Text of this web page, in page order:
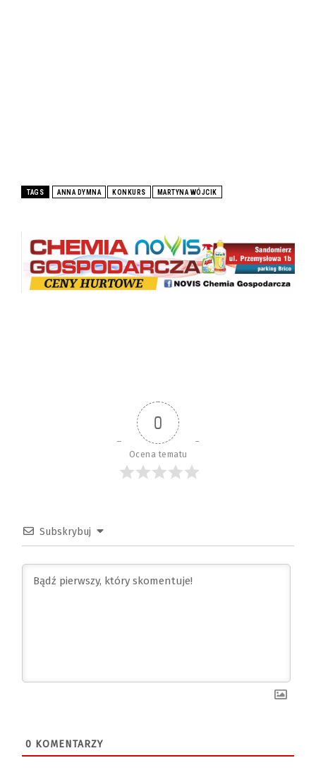
TAGS ANNA DYMNA KONKURS MARTYNA WÓJCIK
0
Ocena tematu
Subskrybuj
0 KOMENTARZY